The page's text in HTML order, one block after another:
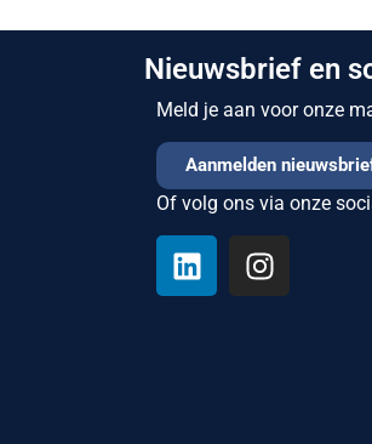
Nieuwsbrief en
Meld je aan voor onze
Aanmelden
Of volg ons via onze